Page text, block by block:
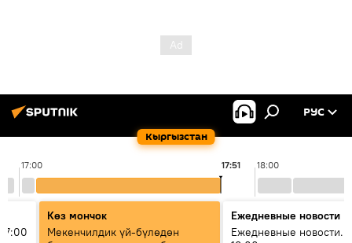
Кыргызстан
РУС
17:00 18:00
17:51
Көз мончок
Мекенчилдик үй-бүлөдөн
Ежедневные новости
Ежедневные новости.